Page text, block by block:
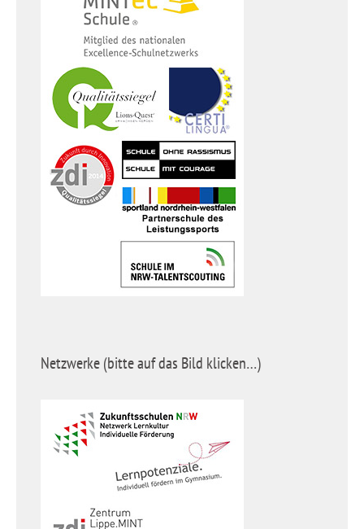
Netzwerke (bitte auf das Bild klicken…)